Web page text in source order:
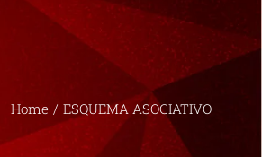
Home / ESQUEMA ASOCIATIVO